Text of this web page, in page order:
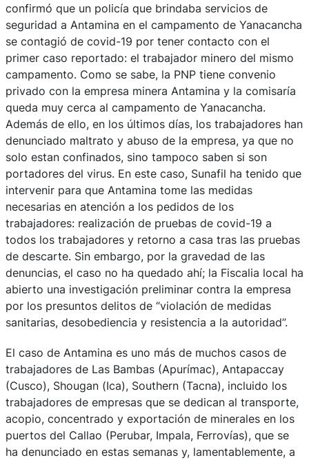
confirmó que un policía que brindaba servicios de
seguridad a Antamina en el campamento de Yanacancha
se contagió de covid-19 por tener contacto con el
primer caso reportado: el trabajador minero del mismo
campamento. Como se sabe, la PNP tiene convenio
privado con la empresa minera Antamina y la comisaría
queda muy cerca al campamento de Yanacancha.
Además de ello, en los últimos días, los trabajadores han
denunciado maltrato y abuso de la empresa, ya que no
solo estan confinados, sino tampoco saben si son
portadores del virus. En este caso, Sunafil ha tenido que
intervenir para que Antamina tome las medidas
necesarias en atención a los pedidos de los
trabajadores: realización de pruebas de covid-19 a
todos los trabajadores y retorno a casa tras las pruebas
de descarte. Sin embargo, por la gravedad de las
denuncias, el caso no ha quedado ahí; la Fiscalia local ha
abierto una investigación preliminar contra la empresa
por los presuntos delitos de “violación de medidas
sanitarias, desobediencia y resistencia a la autoridad”.
El caso de Antamina es uno más de muchos casos de
trabajadores de Las Bambas (Apurímac), Antapaccay
(Cusco), Shougan (Ica), Southern (Tacna), incluido los
trabajadores de empresas que se dedican al transporte,
acopio, concentrado y exportación de minerales en los
puertos del Callao (Perubar, Impala, Ferrovías), que se
ha denunciado en estas semanas y, lamentablemente, a